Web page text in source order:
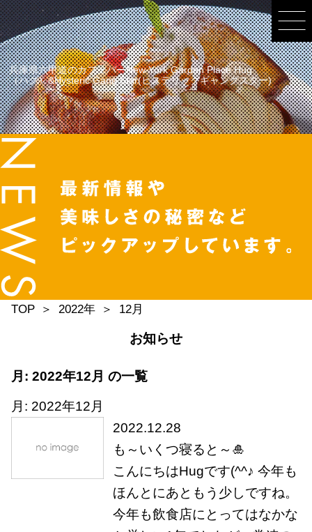
兵庫県六甲道のカフェバーNew York Garden Place Hug
（ハグ）&Hysteric Gang Star(ヒステリックギャングスター)
TOP 2022年 12月
お知らせ
月: 2022年12月 の一覧
月: 2022年12月
2022.12.28
も～いくつ寝ると～🎍
こんにちはHugです(^^♪ 今年も
ほんとにあともう少しですね。
今年も飲食店にとってはなかな